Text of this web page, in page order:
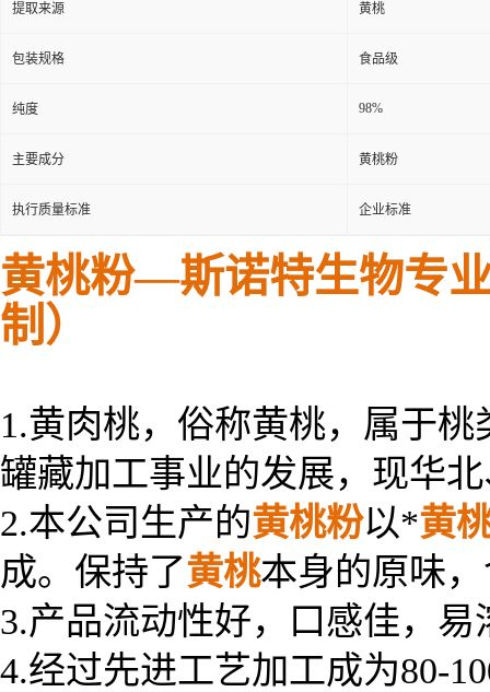
提取来源 黄桃
包装规格 食品级
纯度 98%
主要成分 黄桃粉
执行质量标准 企业标准
黄桃粉—斯诺特生物专
制）
1.黄肉桃，俗称黄桃，属于
罐藏加工事业的发展，现华
2.本公司生产的黄桃粉以*黄
成。保持了黄桃本身的原味
3.产品流动性好，口感佳，
4.经过先进工艺加工成为80-